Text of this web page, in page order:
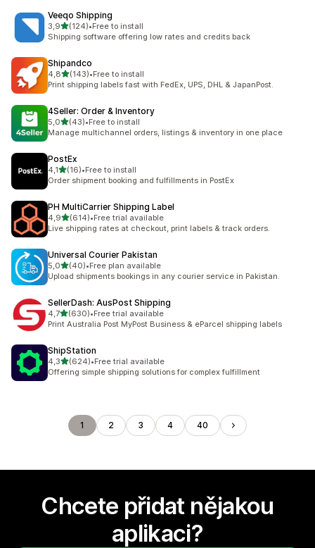
Veeqo Shipping
3,9z 5 hvězd
(124)
Celkový počet recenzí: 124
•Free to install
Shipping software offering low rates and credits back
Shipandco
4,8z 5 hvězd
(143)
Celkový počet recenzí: 143
•Free to install
Print shipping labels fast with FedEx, UPS, DHL & JapanPost.
4Seller: Order & Inventory
5,0z 5 hvězd
(43)
Celkový počet recenzí: 43
•Free to install
Manage multichannel orders, listings & inventory in one place
PostEx
4,1z 5 hvězd
(16)
Celkový počet recenzí: 16
•Free to install
Order shipment booking and fulfillments in PostEx
PH MultiCarrier Shipping Label
4,9z 5 hvězd
(614)
Celkový počet recenzí: 614
•Free trial available
Live shipping rates at checkout, print labels & track orders.
Universal Courier Pakistan
5,0z 5 hvězd
(40)
Celkový počet recenzí: 40
•Free plan available
Upload shipments bookings in any courier service in Pakistan.
SellerDash: AusPost Shipping
4,7z 5 hvězd
(630)
Celkový počet recenzí: 630
•Free trial available
Print Australia Post MyPost Business & eParcel shipping labels
ShipStation
4,3z 5 hvězd
(624)
Celkový počet recenzí: 624
•Free trial available
Offering simple shipping solutions for complex fulfillment
1 2 3 4 40
Chcete přidat nějakou
aplikaci?